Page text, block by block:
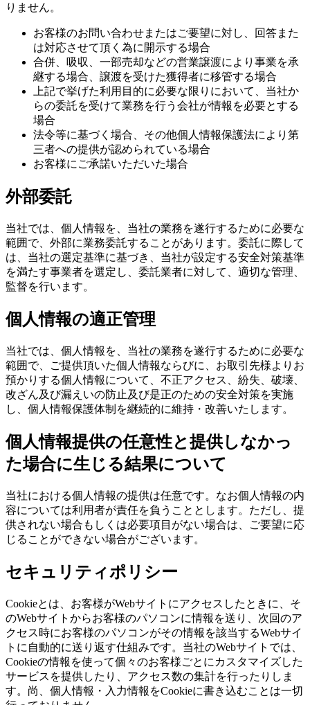
りません。
お客様のお問い合わせまたはご要望に対し、回答また
は対応させて頂く為に開示する場合
合併、吸収、一部売却などの営業譲渡により事業を承
継する場合、譲渡を受けた獲得者に移管する場合
上記で挙げた利用目的に必要な限りにおいて、当社か
らの委託を受けて業務を行う会社が情報を必要とする
場合
法令等に基づく場合、その他個人情報保護法により第
三者への提供が認められている場合
お客様にご承諾いただいた場合
外部委託
当社では、個人情報を、当社の業務を遂行するために必要な
範囲で、外部に業務委託することがあります。委託に際して
は、当社の選定基準に基づき、当社が設定する安全対策基準
を満たす事業者を選定し、委託業者に対して、適切な管理、
監督を行います。
個人情報の適正管理
当社では、個人情報を、当社の業務を遂行するために必要な
範囲で、ご提供頂いた個人情報ならびに、お取引先様よりお
預かりする個人情報について、不正アクセス、紛失、破壊、
改ざん及び漏えいの防止及び是正のための安全対策を実施
し、個人情報保護体制を継続的に維持・改善いたします。
個人情報提供の任意性と提供しなかっ
た場合に生じる結果について
当社における個人情報の提供は任意です。なお個人情報の内
容については利用者が責任を負うこととします。ただし、提
供されない場合もしくは必要項目がない場合は、ご要望に応
じることができない場合がございます。
セキュリティポリシー
Cookieとは、お客様がWebサイトにアクセスしたときに、そ
のWebサイトからお客様のパソコンに情報を送り、次回のア
クセス時にお客様のパソコンがその情報を該当するWebサイ
トに自動的に送り返す仕組みです。当社のWebサイトでは、
Cookieの情報を使って個々のお客様ごとにカスタマイズした
サービスを提供したり、アクセス数の集計を行ったりしま
す。尚、個人情報・入力情報をCookieに書き込むことは一切